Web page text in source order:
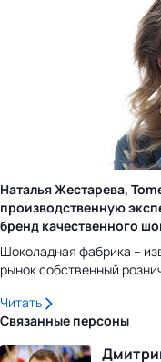
Наталья Жестарева,
производственную
бренд качественного
Шоколадная фабрика –
рынок собственный
Читать
Связанные персоны